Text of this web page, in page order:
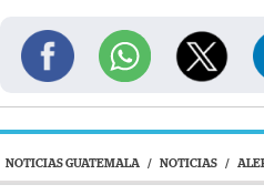
NOTICIAS GUATEMALA / NOTICIAS /